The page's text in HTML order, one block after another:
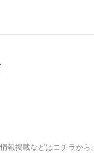
報掲載などはコチラから。